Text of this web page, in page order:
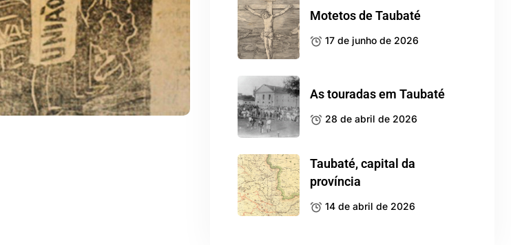
Motetos de Taubaté
17 de junho de 2026
As touradas em Taubaté
28 de abril de 2026
Taubaté, capital da
província
14 de abril de 2026